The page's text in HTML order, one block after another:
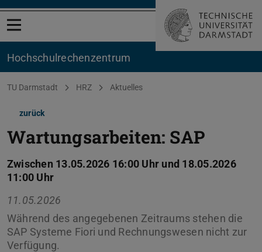
Menü öffnen
Hochschul­rechenzentrum
Sie befinden sich hier:
TU Darmstadt HRZ Aktuelles
zurück
Wartungsarbeiten: SAP
Zwischen 13.05.2026 16:00 Uhr und 18.05.2026
11:00 Uhr
11.05.2026
Während des angegebenen Zeitraums stehen die
SAP Systeme Fiori und Rechnungswesen nicht zur
Verfügung.